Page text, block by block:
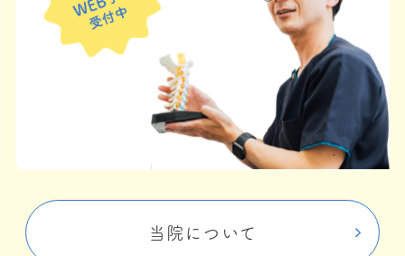
当院について